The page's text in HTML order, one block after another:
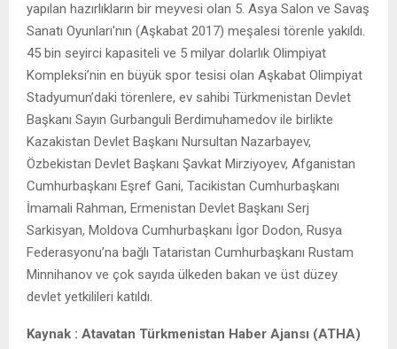
yapılan hazırlıkların bir meyvesi olan 5. Asya Salon ve Savaş
Sanatı Oyunları'nın (Aşkabat 2017) meşalesi törenle yakıldı.
45 bin seyirci kapasiteli ve 5 milyar dolarlık Olimpiyat
Kompleksi’nin en büyük spor tesisi olan Aşkabat Olimpiyat
Stadyumun’daki törenlere, ev sahibi Türkmenistan Devlet
Başkanı Sayın Gurbanguli Berdimuhamedov ile birlikte
Kazakistan Devlet Başkanı Nursultan Nazarbayev,
Özbekistan Devlet Başkanı Şavkat Mirziyoyev, Afganistan
Cumhurbaşkanı Eşref Gani, Tacikistan Cumhurbaşkanı
İmamali Rahman, Ermenistan Devlet Başkanı Serj
Sarkisyan, Moldova Cumhurbaşkanı İgor Dodon, Rusya
Federasyonu’na bağlı Tataristan Cumhurbaşkanı Rustam
Minnihanov ve çok sayıda ülkeden bakan ve üst düzey
devlet yetkilileri katıldı.
Kaynak : Atavatan Türkmenistan Haber Ajansı (ATHA)